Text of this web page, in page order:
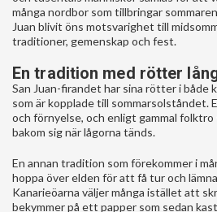
många nordbor som tillbringar
Juan blivit öns motsvarighet till
traditioner, gemenskap och fest.
En tradition med rötter
San Juan-firandet har sina rötter i både
som är kopplade till sommarsolståndet.
och förnyelse, och enligt gammal folktro
bakom sig när lågorna tänds.
En annan tradition som förekommer i
hoppa över elden för att få tur och
Kanarieöarna väljer många istället att
bekymmer på ett papper som sedan